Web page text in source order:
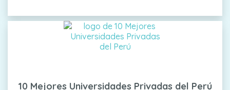
10 Mejores Universidades Privadas del Perú